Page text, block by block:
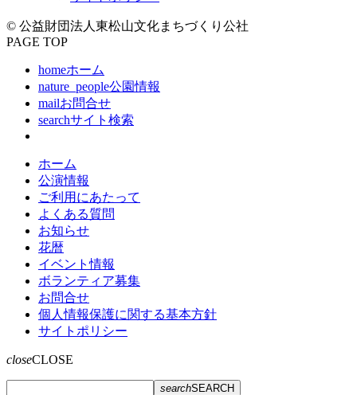
© 公益財団法人東松山文化まちづくり公社
PAGE TOP
homeホーム
nature_people公園情報
mailお問合せ
searchサイト検索
ホーム
公演情報
ご利用にあたって
よくある質問
お知らせ
花暦
イベント情報
ボランティア募集
お問合せ
個人情報保護に関する基本方針
サイトポリシー
closeCLOSE
searchSEARCH